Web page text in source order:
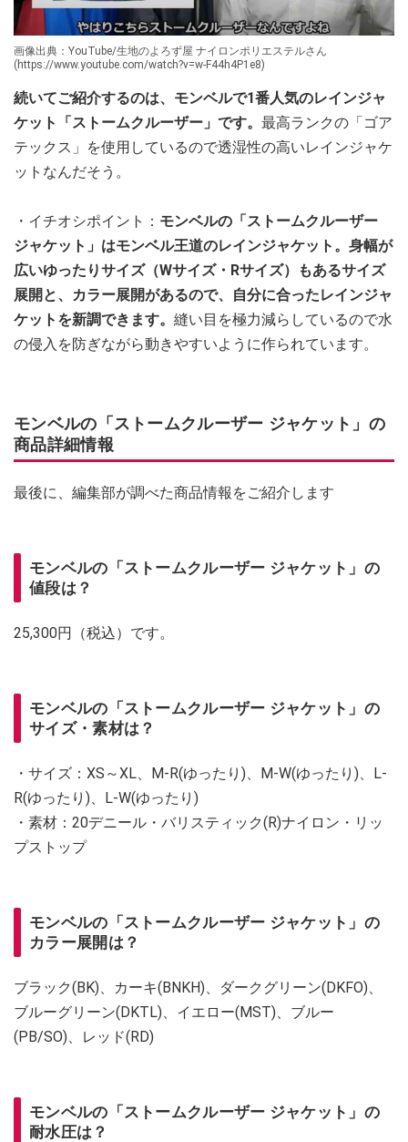
画像出典：YouTube/生地のよろず屋 ナイロンポリエステルさん
(https://www.youtube.com/watch?v=w-F44h4P1e8)
続いてご紹介するのは、モンベルで1番人気のレインジャ
ケット「ストームクルーザー」です。 最高ランクの「ゴア
テックス」を使用しているので透湿性の高いレインジャケ
ットなんだそう。
・イチオシポイント： モンベルの「ストームクルーザー
ジャケット」はモンベル王道のレインジャケット。身幅が
広いゆったりサイズ（Wサイズ・Rサイズ）もあるサイズ
展開と、カラー展開があるので、自分に合ったレインジャ
ケットを新調できます。 縫い目を極力減らしているので水
の侵入を防ぎながら動きやすいように作られています。
モンベルの「ストームクルーザー ジャケット」の
商品詳細情報
最後に、編集部が調べた商品情報をご紹介します
モンベルの「ストームクルーザー ジャケット」の
値段は？
25,300円（税込）です。
モンベルの「ストームクルーザー ジャケット」の
サイズ・素材は？
・サイズ：XS～XL、M-R(ゆったり)、M-W(ゆったり)、L-
R(ゆったり)、L-W(ゆったり)
・素材：20デニール・バリスティック(R)ナイロン・リッ
プストップ
モンベルの「ストームクルーザー ジャケット」の
カラー展開は？
ブラック(BK)、カーキ(BNKH)、ダークグリーン(DKFO)、
ブルーグリーン(DKTL)、イエロー(MST)、ブルー
(PB/SO)、レッド(RD)
モンベルの「ストームクルーザー ジャケット」の
耐水圧は？